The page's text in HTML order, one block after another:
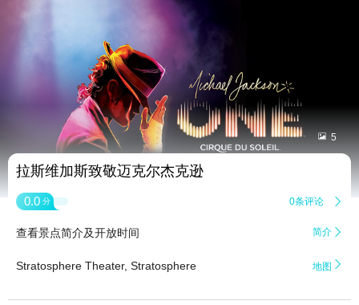
 5
拉斯维加斯致敬迈克尔杰克逊
0.0 分 0条评论 
查看景点简介及开放时间 简介 
Stratosphere Theater, Stratosphere 地图 
